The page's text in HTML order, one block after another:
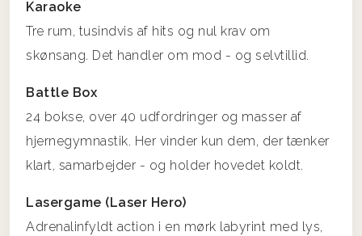
Karaoke
Tre rum, tusindvis af hits og nul krav om
skønsang. Det handler om mod - og selvtillid.
Battle Box
24 bokse, over 40 udfordringer og masser af
hjernegymnastik. Her vinder kun dem, der tænker
klart, samarbejder - og holder hovedet koldt.
Lasergame (Laser Hero)
Adrenalinfyldt action i en mørk labyrint med lys,